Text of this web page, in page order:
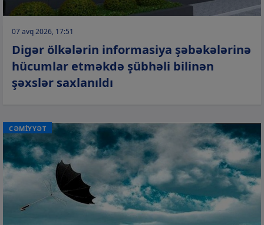
07 avq 2026, 17:51
Digər ölkələrin informasiya şəbəkələrinə
hücumlar etməkdə şübhəli bilinən
şəxslər saxlanıldı
CƏMİYYƏT